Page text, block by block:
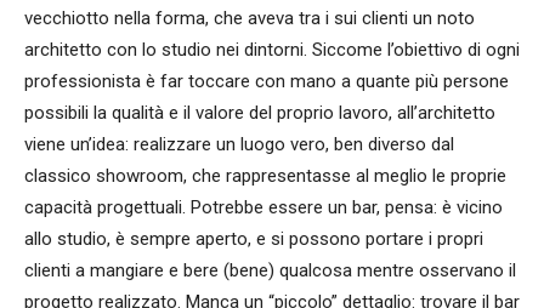
vecchiotto nella forma, che aveva tra i sui clienti un noto
architetto con lo studio nei dintorni. Siccome l’obiettivo di ogni
professionista è far toccare con mano a quante più persone
possibili la qualità e il valore del proprio lavoro, all’architetto
viene un’idea: realizzare un luogo vero, ben diverso dal
classico showroom, che rappresentasse al meglio le proprie
capacità progettuali. Potrebbe essere un bar, pensa: è vicino
allo studio, è sempre aperto, e si possono portare i propri
clienti a mangiare e bere (bene) qualcosa mentre osservano il
progetto realizzato. Manca un “piccolo” dettaglio: trovare il bar